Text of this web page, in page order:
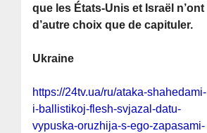
que les États-Unis et Israël n’ont
d’autre choix que de capituler.
Ukraine
https://24tv.ua/ru/ataka-shahedami-
i-ballistikoj-flesh-svjazal-datu-
vypuska-oruzhija-s-ego-zapasami-